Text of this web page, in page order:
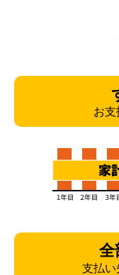
お支
全
支払い